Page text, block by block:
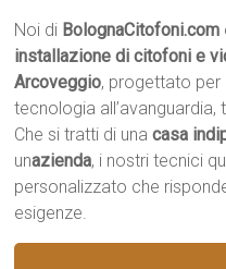
Noi di BolognaCitofoni.com
installazione di citofoni e
Arcoveggio, progettato per
tecnologia
Che si tratti di unacasa
unazienda, i nostri tecnici
personalizzato che
esigenze.